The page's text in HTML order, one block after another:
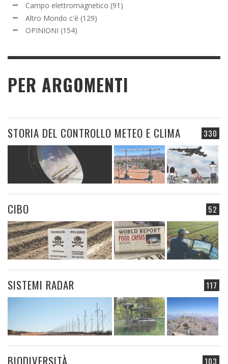
Campo elettromagnetico (91)
Altro Mondo c'è (129)
OPINIONI (154)
PER ARGOMENTI
330
STORIA DEL CONTROLLO METEO E CLIMA
52
CIBO
117
SISTEMI RADAR
103
BIODIVERSITÀ